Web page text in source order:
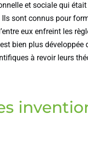
et sociale qui
Ils sont connus pour
eux enfreint les
bien plus développée
à revoir leurs